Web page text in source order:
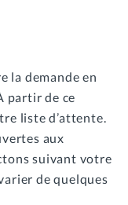
la demande en
partir de ce
liste d’attente.
aux
suivant votre
de quelques